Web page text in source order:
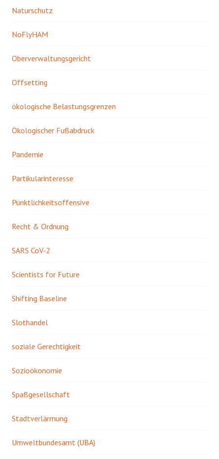
Naturschutz
NoFlyHAM
Oberverwaltungsgericht
Offsetting
ökologische Belastungsgrenzen
Ökologischer Fußabdruck
Pandemie
Partikularinteresse
Pünktlichkeitsoffensive
Recht & Ordnung
SARS CoV-2
Scientists for Future
Shifting Baseline
Slothandel
soziale Gerechtigkeit
Sozioökonomie
Spaßgesellschaft
Stadtverlärmung
Umweltbundesamt (UBA)